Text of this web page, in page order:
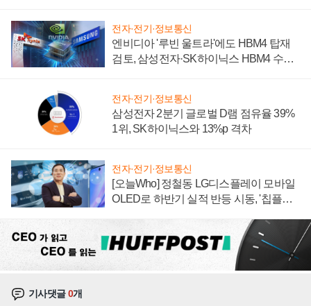
전자·전기·정보통신
엔비디아 '루빈 울트라'에도 HBM4 탑재
검토, 삼성전자·SK하이닉스 HBM4 수율
전자·전기·정보통신
삼성전자 2분기 글로벌 D램 점유율 39%
1위, SK하이닉스와 13%p 격차
전자·전기·정보통신
[오늘Who] 정철동 LG디스플레이 모바일
OLED로 하반기 실적 반등 시동, '칩플레
기사댓글0개